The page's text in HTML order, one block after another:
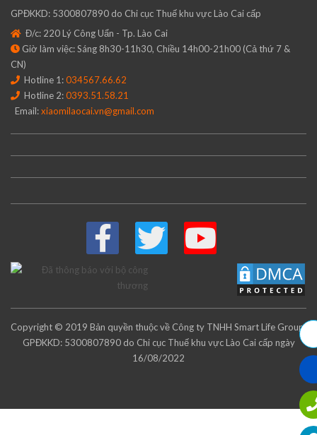
GPĐKKD: 5300807890 do Chi cục Thuế khu vực Lào Cai cấp
Đ/c: 220 Lý Công Uẩn - Tp. Lào Cai
Giờ làm việc: Sáng 8h30-11h30, Chiều 14h00-21h00 (Cả thứ 7 &
CN)
Hotline 1:034567.66.62
Hotline 2:0393.51.58.21
Email:xiaomilaocai.vn@gmail.com
Copyright © 2019 Bản quyền thuộc về Công ty TNHH Smart Life Group.
GPĐKKD: 5300807890 do Chi cục Thuế khu vực Lào Cai cấp ngày
16/08/2022